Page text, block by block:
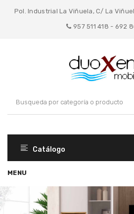
Pol. Industrial La Viñuela, C/ La
957 511 418 - 692
Catálogo